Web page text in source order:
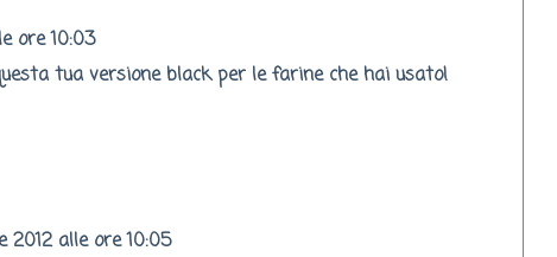
ore 10:03
tua versione black per le farine che hai usato!
2012 alle ore 10:05